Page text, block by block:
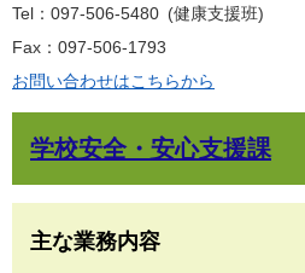
Tel：097-506-5480
健康支援班
Fax：097-506-1793
お問い合わせはこちらから
学校安全・安心支援課
主な業務内容